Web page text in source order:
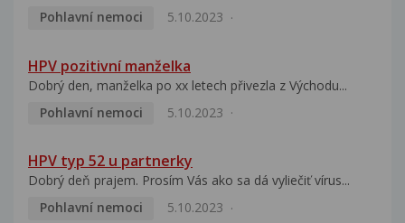
Pohlavní nemoci
5.10.2023
HPV pozitivní manželka
Dobrý den, manželka po xx letech přivezla z Východu...
Pohlavní nemoci
5.10.2023
HPV typ 52 u partnerky
Dobrý deň prajem. Prosím Vás ako sa dá vyliečiť vírus...
Pohlavní nemoci
5.10.2023